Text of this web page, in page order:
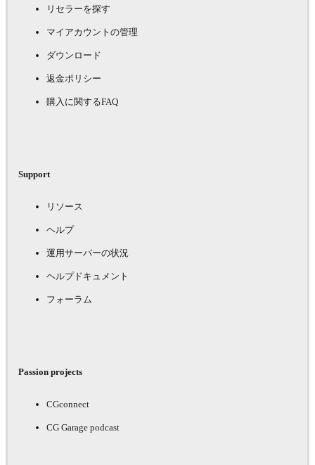
リセラーを探す
マイアカウントの管理
ダウンロード
返金ポリシー
購入に関するFAQ
Support
リソース
ヘルプ
運用サーバーの状況
ヘルプドキュメント
フォーラム
Passion projects
CGconnect
CG Garage podcast